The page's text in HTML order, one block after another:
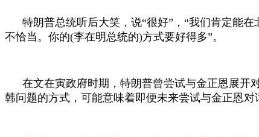
特朗普总统听后大笑，说“很好”，“我们肯定能
不恰当。你的(李在明总统的)方式要好得多”。
在文在寅政府时期，特朗普曾尝试与金正恩展开
韩问题的方式，可能意味着即便未来尝试与金正恩对